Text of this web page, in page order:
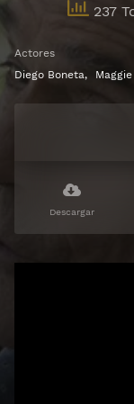
237
Actores
Diego Boneta,
Descargar